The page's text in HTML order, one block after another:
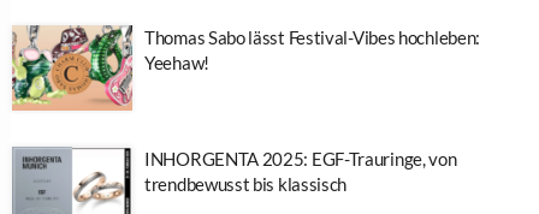
Thomas Sabo lässt Festival-Vibes hochleben:
Yeehaw!
INHORGENTA 2025: EGF-Trauringe, von
trendbewusst bis klassisch